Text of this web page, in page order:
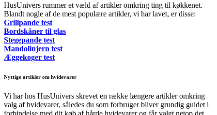
HusUnivers rummer et væld af artikler omkring ting til køkkenet.
Blandt nogle af de mest populære artikler, vi har lavet, er disse:
Grillpande test
Bordskåner til glas
Stegepande test
Mandolinjern test
Æggekoger test
Nyttige artikler om hvidevarer
Vi har hos HusUnivers skrevet en række længere artikler omkring
valg af hvidevarer, således du som forbruger bliver grundig guidet i
forbindelse med dit køb af hårde hvidevarer og får valgt netop det,